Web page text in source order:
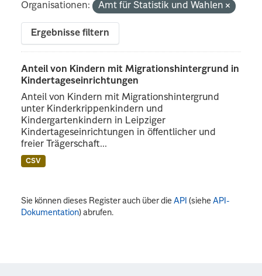
Organisationen:
Amt für Statistik und Wahlen
Ergebnisse filtern
Anteil von Kindern mit Migrationshintergrund in
Kindertageseinrichtungen
Anteil von Kindern mit Migrationshintergrund
unter Kinderkrippenkindern und
Kindergartenkindern in Leipziger
Kindertageseinrichtungen in öffentlicher und
freier Trägerschaft...
CSV
Sie können dieses Register auch über dieAPI (sieheAPI-
Dokumentation) abrufen.